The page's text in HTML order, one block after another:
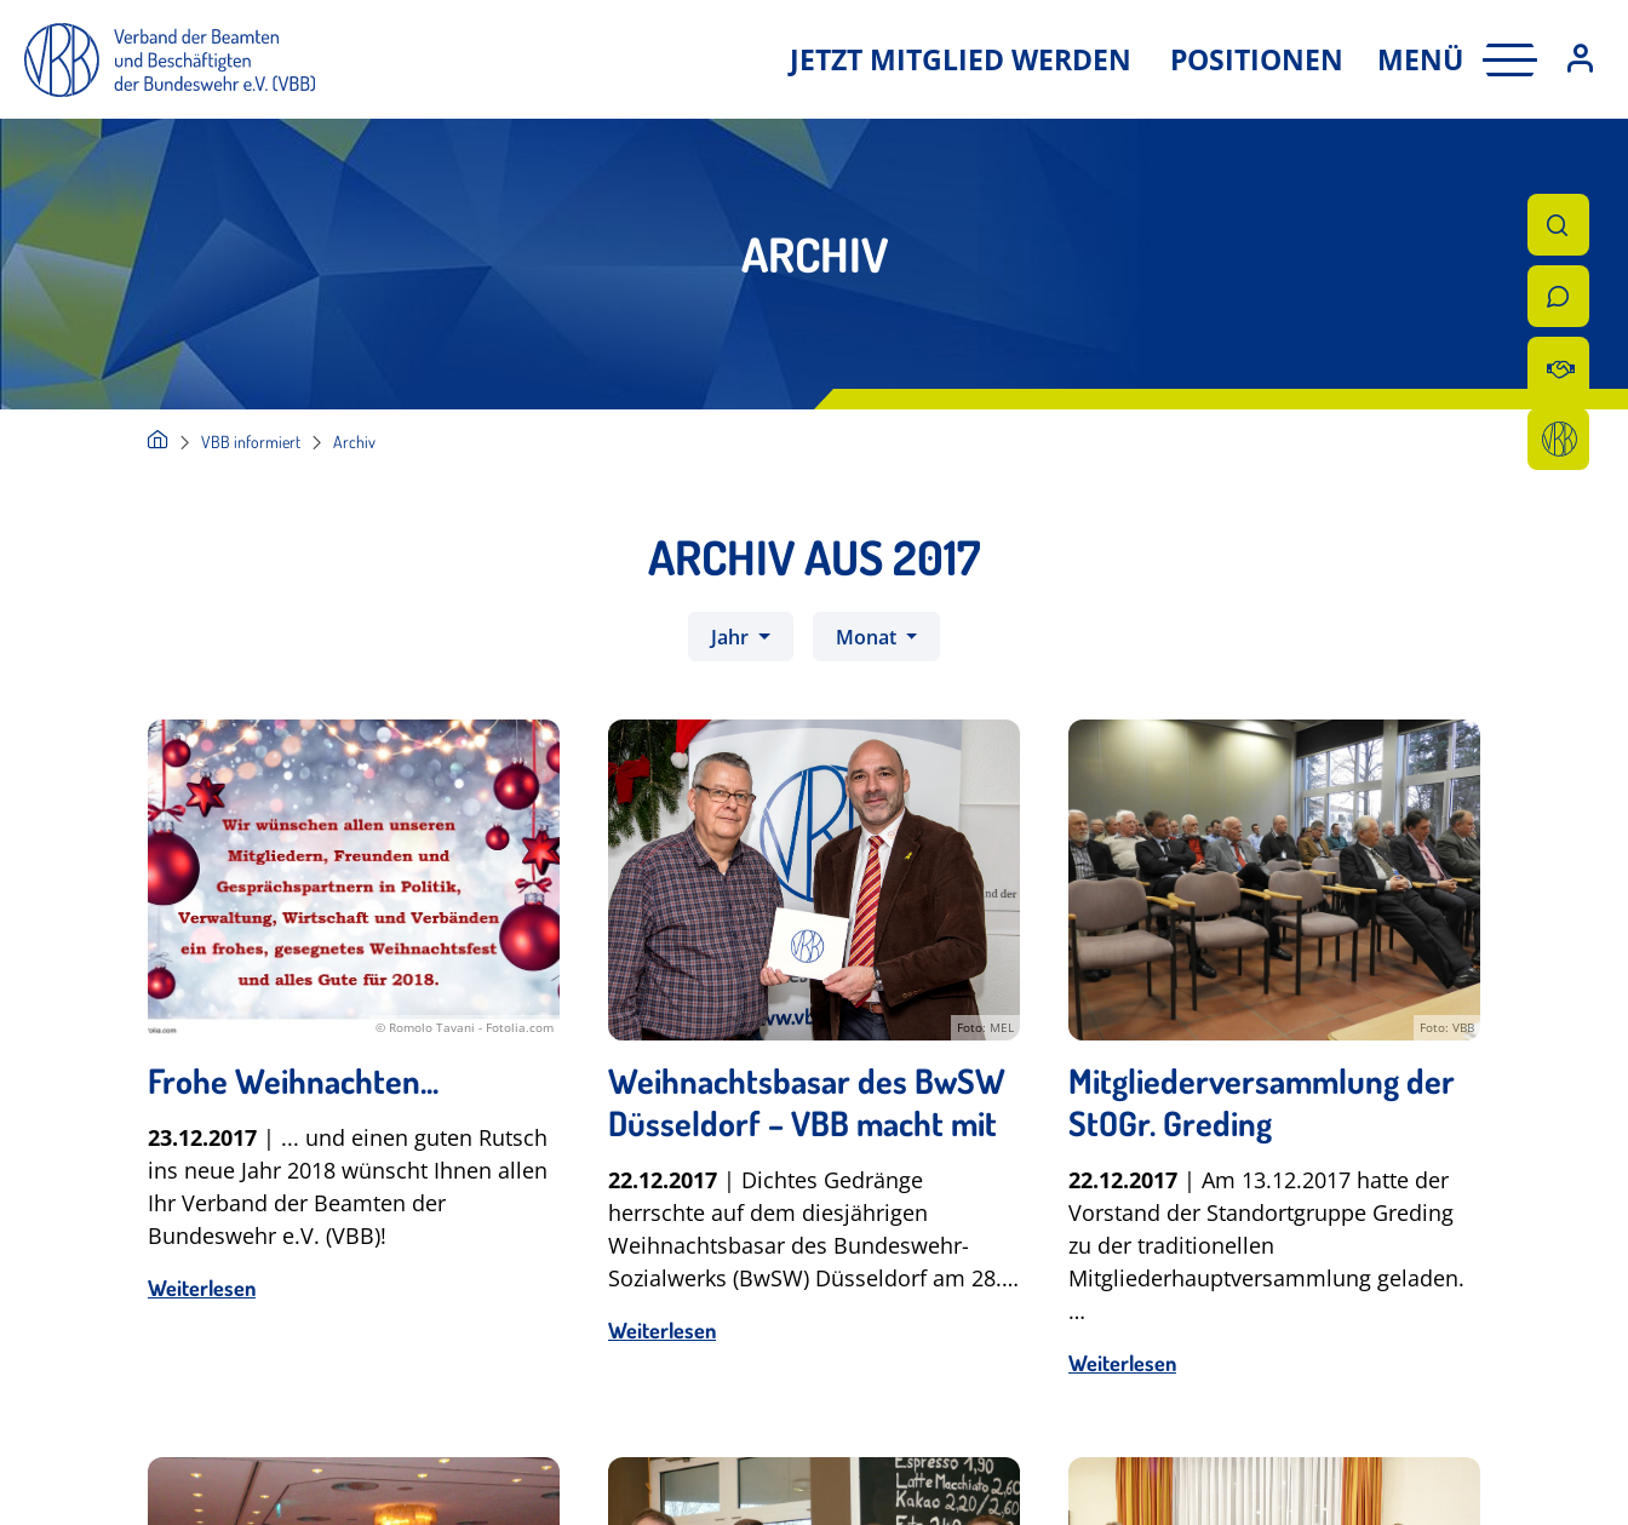
JETZT MITGLIED WERDEN POSITIONEN MENÜ
ARCHIV
VBB informiert Archiv
ARCHIV AUS 2017
Jahr Monat
© Romolo Tavani - Fotolia.com
Frohe Weihnachten...
23.12.2017 | ... und einen guten Rutsch
ins neue Jahr 2018 wünscht Ihnen allen
Ihr Verband der Beamten der
Bundeswehr e.V. (VBB)!
Weiterlesen
Foto: MEL
Weihnachtsbasar des BwSW
Düsseldorf – VBB macht mit
22.12.2017 | Dichtes Gedränge
herrschte auf dem diesjährigen
Weihnachtsbasar des Bundeswehr-
Sozialwerks (BwSW) Düsseldorf am 28.…
Weiterlesen
Foto: VBB
Mitgliederversammlung der
StOGr. Greding
22.12.2017 | Am 13.12.2017 hatte der
Vorstand der Standortgruppe Greding
zu der traditionellen
Mitgliederhauptversammlung geladen.
…
Weiterlesen